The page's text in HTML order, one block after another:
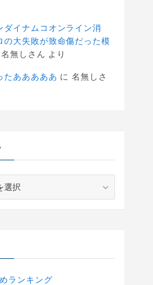
ダイナムコオンライン消
の大失敗が致命傷だった模
名無しさん より
たあああああ に名無しさ
ランキング